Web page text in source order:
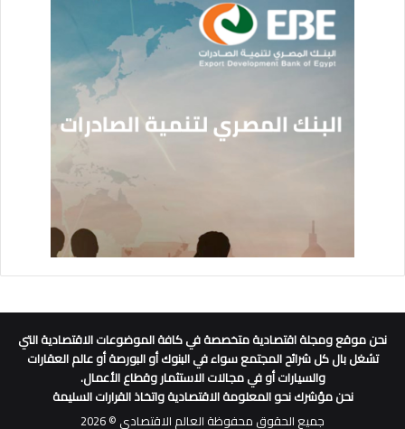
نحن موقع ومجلة اقتصادية متخصصة في كافة الموضوعات الاقتصادية التي
تشغل بال كل شرائح المجتمع سواء في البنوك أو البورصة أو عالم العقارات
والسيارات أو في مجالات الاستثمار وقطاع الأعمال.
نحن مؤشرك نحو المعلومة الاقتصادية واتخاذ القرارات السليمة
جميع الحقوق محفوظة العالم الاقتصادي © 2026